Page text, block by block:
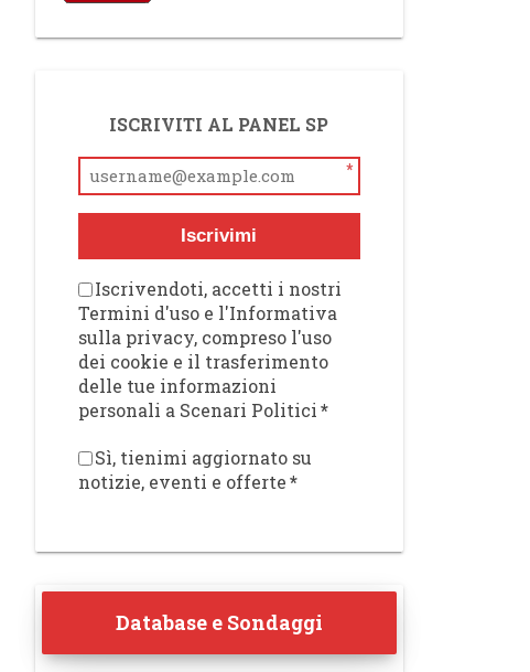
ISCRIVITI AL PANEL SP
*
Iscrivimi
Iscrivendoti, accetti i nostri
Termini d'uso e l'Informativa
sulla privacy, compreso l'uso
dei cookie e il trasferimento
delle tue informazioni
personali a Scenari Politici*
Sì, tienimi aggiornato su
notizie, eventi e offerte*
Database e Sondaggi